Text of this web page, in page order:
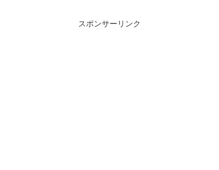
スポンサーリンク